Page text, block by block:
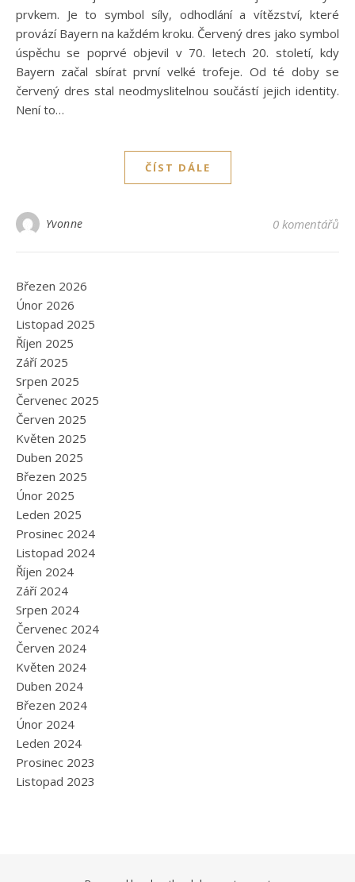
prvkem. Je to symbol síly, odhodlání a vítězství, které
provází Bayern na každém kroku. Červený dres jako symbol
úspěchu se poprvé objevil v 70. letech 20. století, kdy
Bayern začal sbírat první velké trofeje. Od té doby se
červený dres stal neodmyslitelnou součástí jejich identity.
Není to…
ČÍST DÁLE
Yvonne 0 komentářů
Březen 2026
Únor 2026
Listopad 2025
Říjen 2025
Září 2025
Srpen 2025
Červenec 2025
Červen 2025
Květen 2025
Duben 2025
Březen 2025
Únor 2025
Leden 2025
Prosinec 2024
Listopad 2024
Říjen 2024
Září 2024
Srpen 2024
Červenec 2024
Červen 2024
Květen 2024
Duben 2024
Březen 2024
Únor 2024
Leden 2024
Prosinec 2023
Listopad 2023